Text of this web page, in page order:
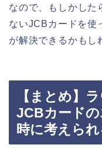
なので、もしかした
ないJCBカードを使
が解決できるかもし
【まとめ】
JCBカード
時に考えら